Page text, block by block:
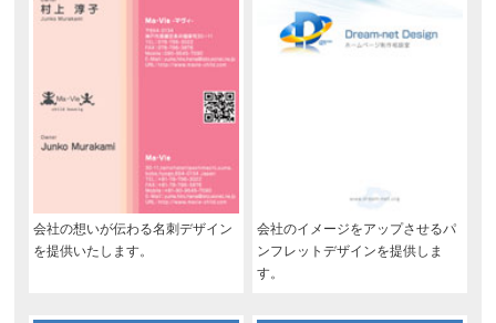
会社の想いが伝わる名刺デザイン
を提供いたします。
会社のイメージをアップさせるパ
ンフレットデザインを提供しま
す。